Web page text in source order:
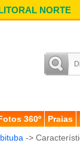
NORTE
360º Praias
->